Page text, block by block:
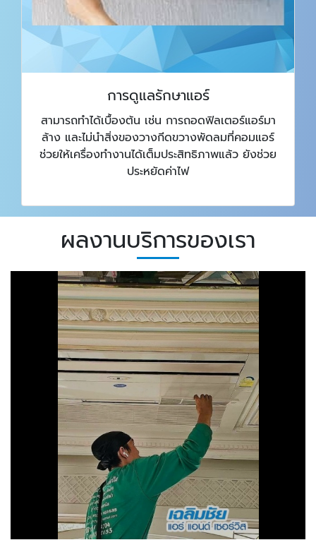
การดูแลรักษาแอร์
สามารถทำได้เบื้องต้น เช่น การถอดฟิลเตอร์แอร์มา
ล้าง และไม่นำสิ่งของวางกีดขวางพัดลมที่คอมแอร์
ช่วยให้เครื่องทำงานได้เต็มประสิทธิภาพแล้ว ยังช่วย
ประหยัดค่าไฟ
ผลงานบริการของเรา